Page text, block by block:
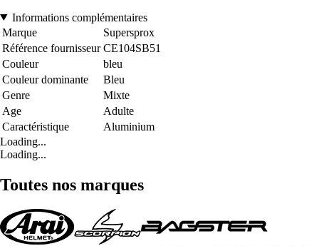
Informations complémentaires
Marque
Supersprox
Référence fournisseur CE104SB51
Couleur
bleu
Couleur dominante
Bleu
Genre
Mixte
Age
Adulte
Caractéristique
Aluminium
Loading...
Loading...
Toutes nos marques